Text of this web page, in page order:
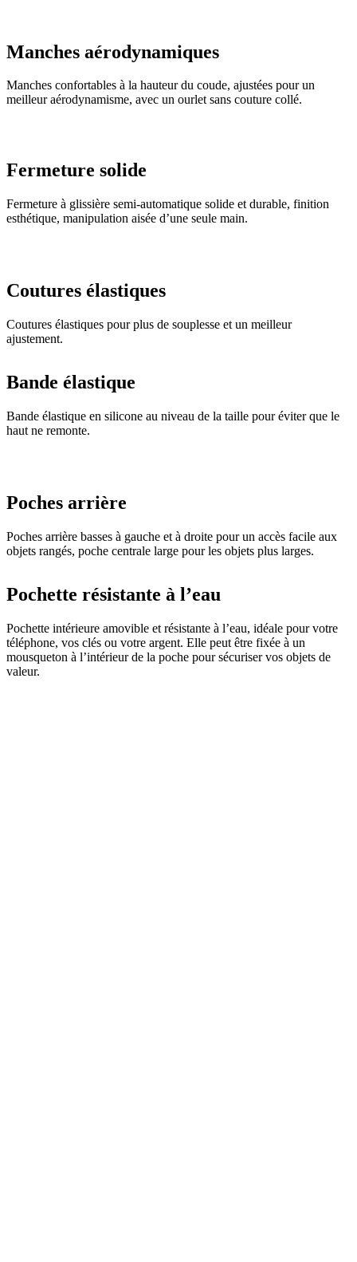
Manches aérodynamiques
Manches confortables à la hauteur du coude, ajustées pour un
meilleur aérodynamisme, avec un ourlet sans couture collé.
Fermeture solide
Fermeture à glissière semi-automatique solide et durable, finition
esthétique, manipulation aisée d’une seule main.
Coutures élastiques
Coutures élastiques pour plus de souplesse et un meilleur
ajustement.
Bande élastique
Bande élastique en silicone au niveau de la taille pour éviter que le
haut ne remonte.
Poches arrière
Poches arrière basses à gauche et à droite pour un accès facile aux
objets rangés, poche centrale large pour les objets plus larges.
Pochette résistante à l’eau
Pochette intérieure amovible et résistante à l’eau, idéale pour votre
téléphone, vos clés ou votre argent. Elle peut être fixée à un
mousqueton à l’intérieur de la poche pour sécuriser vos objets de
valeur.